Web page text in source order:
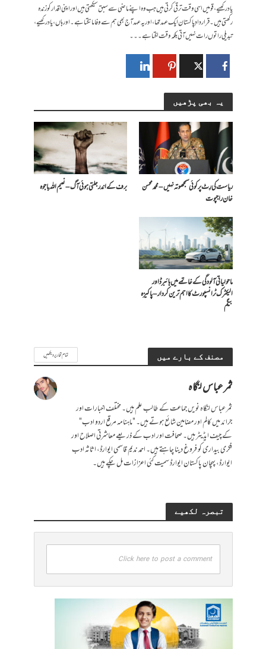
یاد رکھیے، قومیں اسی وقت ترقی کرتی ہیں جب وہ اپنے ماضی سے سبق سیکھتی ہیں اور اپنی اقدار کو زندہ
رکھتی ہیں۔ قراردادِ پاکستان ایک عہد تھا، اور یہ عہد آج بھی ہم سے وفا مانگتا ہے۔ اور ہاں، یاد رکھیے،
تبدیلی راتوں رات نہیں آتی بلکہ وقت لگتا ہے۔۔۔
یہ بھی پڑھیں
ریاست کی رِٹ پر کوئی سمجھوتہ نہیں – محمد محسن
خان راجپوت
برف کے اندر جلتی ہوئی آگ – نعیم اللہ باجوہ
ماحولیاتی آلودگی کے خاتمے میں ہائبرڈ اور
الیکٹرک ٹرانسپورٹ کا اہم ترین کردار – پاکیزہ
بیگم
مصنف کے بارے میں تمام تحاریر دیکھیں
ثمر عباس لنگاہ
ثمر عباس لنگاہ نویں جماعت کے طالب علم ہیں۔ مختلف اخبارات اور
جرائد میں کالم اور مضامین شائع ہوتے ہیں۔ "ماہنامہ مرقع اردو ادب"
کے چیف ایڈیٹر ہیں۔ صحافت اور ادب کے ذریعے معاشرتی اصلاح اور
فکری بیداری کو فروغ دینا چاہتے ہیں۔ احمد ندیم قاسمی ایوارڈ، اثاثہ ادب
ایوارڈ، پہچان پاکستان ایوارڈ سمیت کئی اعزازات مل چکے ہیں۔
تبصرہ لکھیے
Click here to post a comment